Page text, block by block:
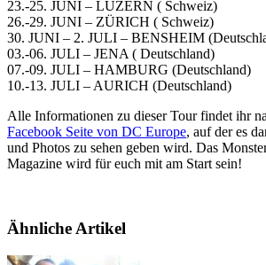
23.-25. JUNI – LUZERN ( Schweiz)
26.-29. JUNI – ZÜRICH ( Schweiz)
30. JUNI – 2. JULI – BENSHEIM
03.-06. JULI – JENA ( Deutschland)
07.-09. JULI – HAMBURG (Deutschland)
10.-13. JULI – AURICH (Deutschland)
Alle Informationen zu dieser Tour findet ihr
Facebook Seite von DC Europe, auf der es
und Photos zu sehen geben wird. Das
Magazine wird für euch mit am Start sein!
Ähnliche Artikel